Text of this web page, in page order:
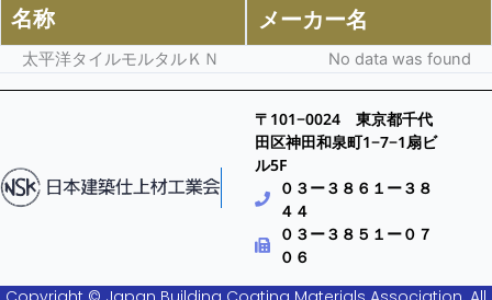
名称 メーカー名
太平洋タイルモルタルＫＮ No data was found
〒101−0024 東京都千代
田区神田和泉町1−7−1扇ビ
ル5F
０３ー３８６１ー３８
４４
０３ー３８５１ー０７
０６